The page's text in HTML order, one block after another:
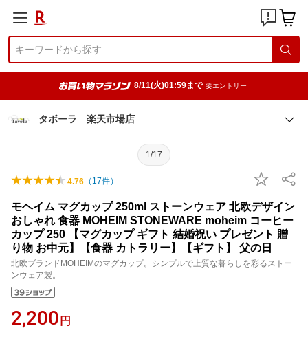
8/11(火)01:59まで 要エントリー
タボーラ 楽天市場店
1/17
4.76 （ 17件）
モヘイム マグカップ 250ml ストーンウェア 北欧デザイン
おしゃれ ⾷器 MOHEIM STONEWARE moheim コーヒー
カップ 250 【マグカップ ギフト 結婚祝い プレゼント 贈
り物 お中元】【⾷器 カトラリー】【ギフト】 ⽗の⽇
北欧ブランドMOHEIMのマグカップ。シンプルで上質な暮らしを彩るストー
ンウェア製。
2,200 円